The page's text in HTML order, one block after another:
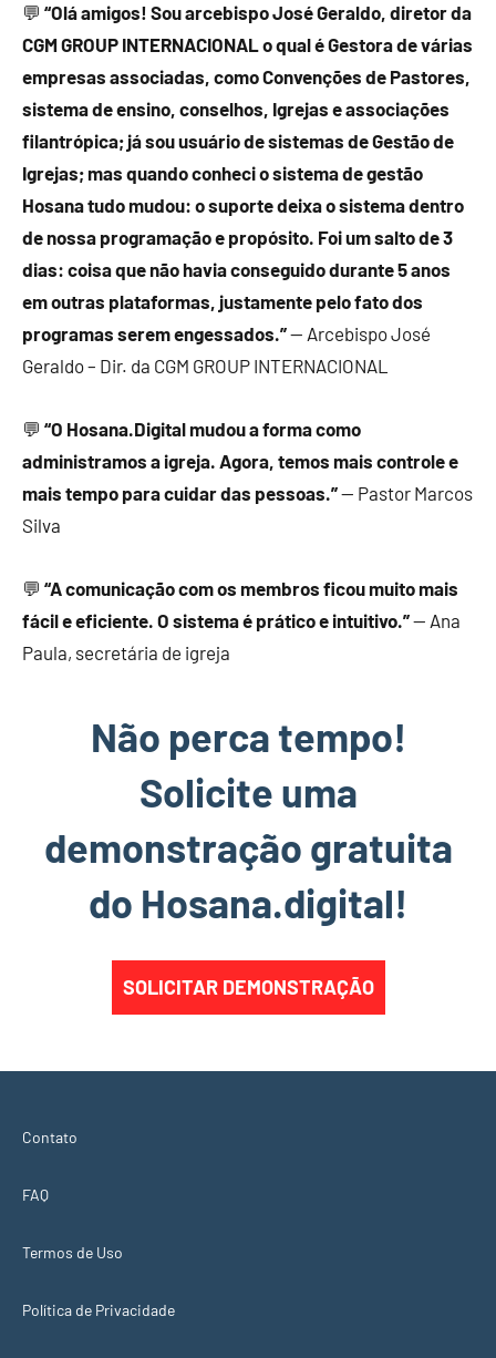
💬 “Olá amigos! Sou arcebispo José Geraldo, diretor da
CGM GROUP INTERNACIONAL o qual é Gestora de várias
empresas associadas, como Convenções de Pastores,
sistema de ensino, conselhos, Igrejas e associações
filantrópica; já sou usuário de sistemas de Gestão de
Igrejas; mas quando conheci o sistema de gestão
Hosana tudo mudou: o suporte deixa o sistema dentro
de nossa programação e propósito. Foi um salto de 3
dias: coisa que não havia conseguido durante 5 anos
em outras plataformas, justamente pelo fato dos
programas serem engessados.”— Arcebispo José
Geraldo – Dir. da CGM GROUP INTERNACIONAL
💬 “O Hosana.Digital mudou a forma como
administramos a igreja. Agora, temos mais controle e
mais tempo para cuidar das pessoas.”— Pastor Marcos
Silva
💬 “A comunicação com os membros ficou muito mais
fácil e eficiente. O sistema é prático e intuitivo.”— Ana
Paula, secretária de igreja
Não perca tempo!
Solicite uma
demonstração gratuita
do Hosana.digital!
SOLICITAR DEMONSTRAÇÃO
Contato
FAQ
Termos de Uso
Política de Privacidade